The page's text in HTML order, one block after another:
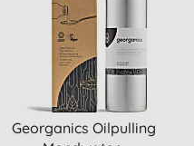
Georganics Oilpulling